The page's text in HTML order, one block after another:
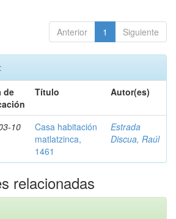
Anterior 1 Siguiente
de
Título Autor(es)
10
Casa habitación
matlatzinca,
1461
Estrada
Discua, Raúl
relacionadas